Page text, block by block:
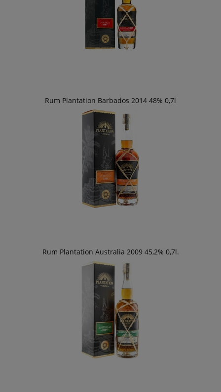
Rum Plantation Barbados 2014 48% 0,7l
Rum Plantation Australia 2009 45,2% 0,7l.